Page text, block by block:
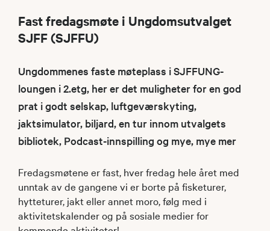
Fast fredagsmøte i Ungdomsutvalget
SJFF (SJFFU)
Ungdommenes faste møteplass i SJFFUNG-
loungen i 2.etg, her er det muligheter for en god
prat i godt selskap, luftgeværskyting,
jaktsimulator, biljard, en tur innom utvalgets
bibliotek, Podcast-innspilling og mye, mye mer
Fredagsmøtene er fast, hver fredag hele året med
unntak av de gangene vi er borte på fisketurer,
hytteturer, jakt eller annet moro, følg med i
aktivitetskalender og på sosiale medier for